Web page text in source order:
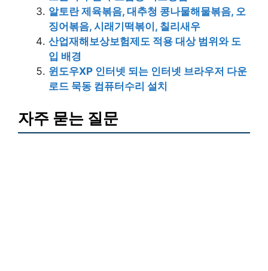
알토란 제육볶음, 대추청 콩나물해물볶음, 오
징어볶음, 시래기떡볶이, 칠리새우
산업재해보상보험제도 적용 대상 범위와 도
입 배경
윈도우XP 인터넷 되는 인터넷 브라우저 다운
로드 묵동 컴퓨터수리 설치
자주 묻는 질문